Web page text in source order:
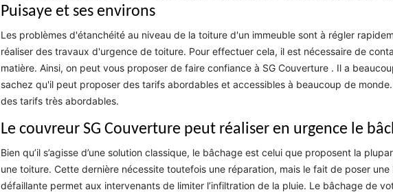
Puisaye et ses environs
Les problèmes d'étanchéité au niveau de la toiture d'un immeuble sont à régler
réaliser des travaux d'urgence de toiture. Pour effectuer cela, il est nécessaire de
matière. Ainsi, on peut vous proposer de faire confiance à SG Couverture . Il a
sachez qu'il peut proposer des tarifs abordables et accessibles à beaucoup de
des tarifs très abordables.
Le couvreur SG Couverture peut réaliser en urgence le
Bien qu’il s’agisse d’une solution classique, le bâchage est celui que proposent la
une toiture. Cette dernière nécessite toutefois une réparation, mais le fait de poser
défaillante permet aux intervenants de limiter l’infiltration de la pluie. Le bâchage de